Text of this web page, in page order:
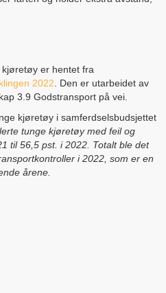
er hentet fra
2022 . Den er utarbeidet av
3.9 Godstransport på vei.
kjøretøy i samferdselsbudsjettet
tunge kjøretøy med feil og
til 56,5 pst. i 2022. Totalt ble det
i 2022, som er en
årene.